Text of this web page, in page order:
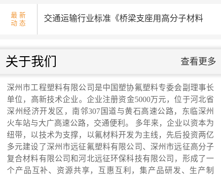
最 新
动 态
交通运输行业标准《桥梁支座用高分子材料
滑板》 送审稿审查会在京召开...
河北省科学院与远征环保科技有限公司能源
与环境新材料成果转化基地签约暨揭牌仪
式...
关于我们 查看更多
深州市工程塑料有限公司是中国塑协氟塑料专委会副理事长
单位，高新技术企业。企业注册资金5000万元，位于河北省
深州经济开发区，南邻307国道与黄石高速公路，东临深州
火车站与大广高速公路，交通便利。 多年来，企业以资本为
纽带，以技术为支撑，以氟材料开发为主线，先后投资两亿
多元建设了深州市远征氟塑料有限公司、深州市远征高分子
复合材料有限公司和河北远征环保科技有限公司，形成了一
个产品互补、资源共享，互惠互利，集产品研发、生产制
新闻动态